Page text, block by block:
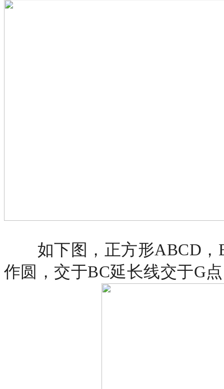
如下图，正方形ABCD，
作圆，交于BC延长线交于G